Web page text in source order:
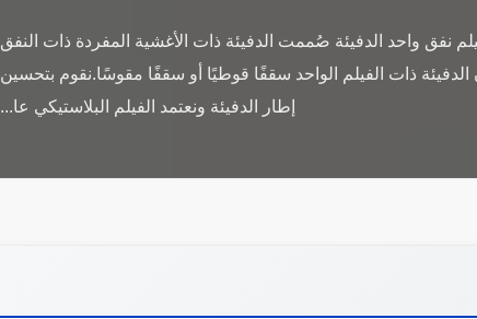
نفق واحد الدفيئة صُممت الدفيئة ذات الأغشية المفردة ذات النفق
ذات الفيلم الواحد سقفًا قوطيًا أو سقفًا مقوسًا.نقوم بتحسين
إطار الدفيئة ونعتمد الفيلم البلاستيكي عا...